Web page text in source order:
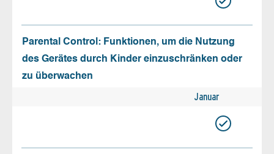
Parental Control: Funktionen, um die Nutzung
des Gerätes durch Kinder einzuschränken oder
zu überwachen
Januar